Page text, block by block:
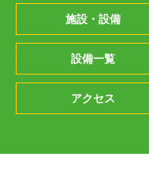
施設・設備
設備一覧
アクセス